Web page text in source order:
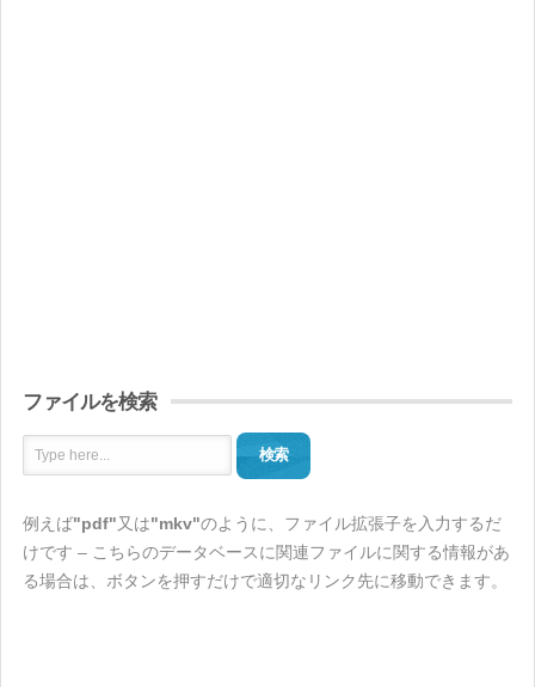
ファイルを検索
検索
例えば"pdf"又は"mkv"のように、ファイル拡張子を入力するだ
けです – こちらのデータベースに関連ファイルに関する情報があ
る場合は、ボタンを押すだけで適切なリンク先に移動できます。